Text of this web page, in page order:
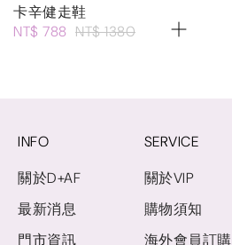
卡辛健走鞋
NT$ 788 NT$ 1380
INFO
關於D+AF
最新消息
門市資訊
SERVICE
關於VIP
購物須知
海外會員訂購